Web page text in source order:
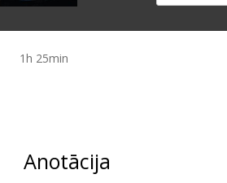
1h 25min
Anotācija